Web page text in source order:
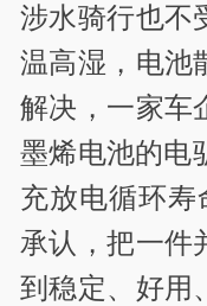
涉水骑行也不
温高湿，电池
解决，一家车
墨烯电池的电
充放电循环寿
承认，把一件
到稳定、好用